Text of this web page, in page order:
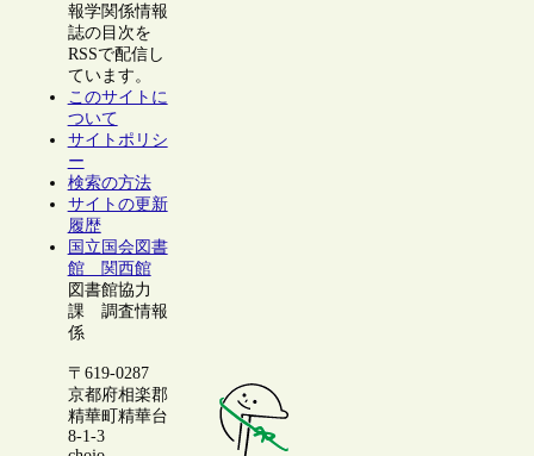
報学関係情報
誌の目次を
RSSで配信し
ています。
このサイトに
ついて
サイトポリシ
ー
検索の方法
サイトの更新
履歴
国立国会図書
館 関西館
図書館協力
課 調査情報
係
〒619-0287
京都府相楽郡
精華町精華台
8-1-3